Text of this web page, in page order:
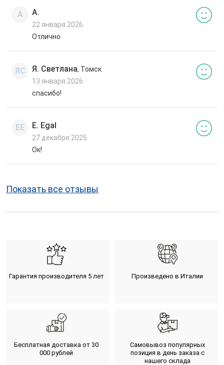
А А.
22 января 2026
Отлично
ЯС Я. Светлана, Томск
13 января 2026
спасибо!
EE E. Egal
27 декабря 2025
Ок!
Показать все отзывы
Гарантия производителя 5 лет Произведено в Италии
Бесплатная доставка от 30
000 рублей
Самовывоз популярных
позиция в день заказа с
нашего склада